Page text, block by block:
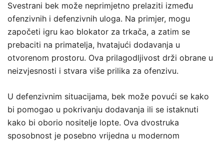
Svestrani bek može neprimjetno prelaziti između
ofenzivnih i defenzivnih uloga. Na primjer, mogu
započeti igru kao blokator za trkača, a zatim se
prebaciti na primatelja, hvatajući dodavanja u
otvorenom prostoru. Ova prilagodljivost drži obrane u
neizvjesnosti i stvara više prilika za ofenzivu.
U defenzivnim situacijama, bek može povući se kako
bi pomogao u pokrivanju dodavanja ili se istaknuti
kako bi oborio nositelje lopte. Ova dvostruka
sposobnost je posebno vrijedna u modernom